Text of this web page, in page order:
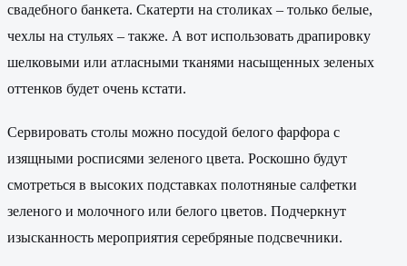
свадебного банкета. Скатерти на столиках – только белые,
чехлы на стульях – также. А вот использовать драпировку
шелковыми или атласными тканями насыщенных зеленых
оттенков будет очень кстати.
Сервировать столы можно посудой белого фарфора с
изящными росписями зеленого цвета. Роскошно будут
смотреться в высоких подставках полотняные салфетки
зеленого и молочного или белого цветов. Подчеркнут
изысканность мероприятия серебряные подсвечники.